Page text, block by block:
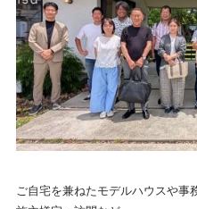
ご自宅を兼ねたモデルハウスや